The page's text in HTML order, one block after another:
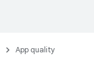
App quality